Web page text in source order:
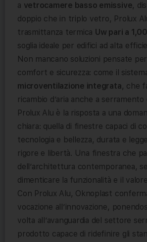
a vetrocamere basso emissive,
doppio che in triplo vetro, Prolux
trasmittanza termica Uw pari a
soglia ideale per edifici ad alta
Non mancano soluzioni pensate
comfort e sicurezza: come il
microventilazione integrata, che
ricambio d’aria anche a serramento
Prolux Alu è la risposta a una
chiara: quella di finestre capaci di
tecnologia e bellezza, durata e
rigore e libertà. Una finestra che
dell’architettura contemporanea,
dimenticare la funzionalità e il
Con Prolux Alu, Oknoplast
vocazione all’innovazione,
volta all’avanguardia del settore
prodotto capace di ridefinire gli